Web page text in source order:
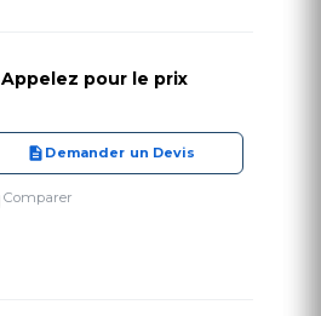
Appelez pour le prix
Demander un Devis
Comparer